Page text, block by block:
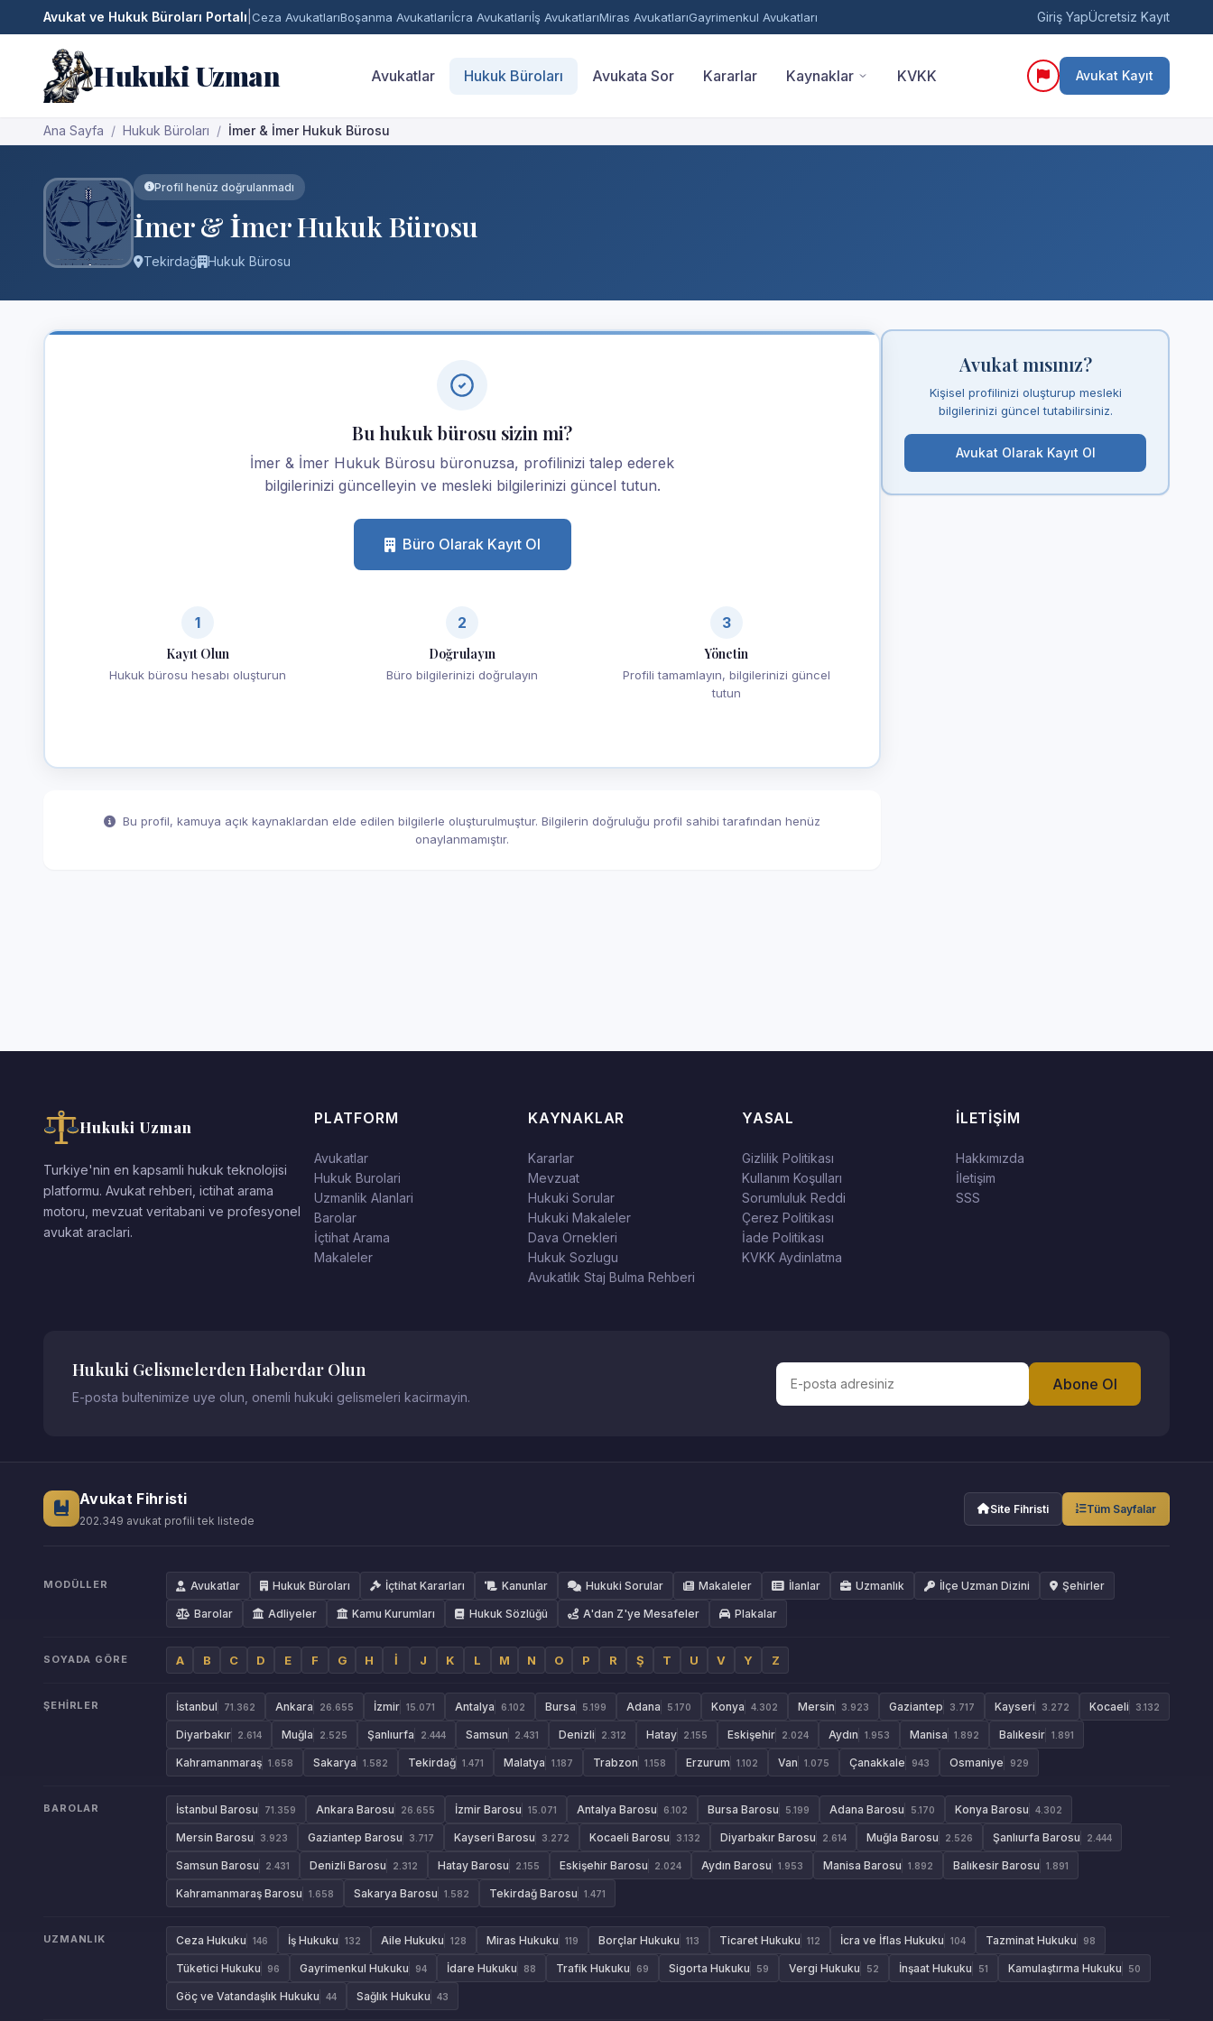
Avukat ve Hukuk Büroları Portalı Ceza AvukatlarıBoşanma Avukatlarıİcra Avukatlarıİş AvukatlarıMiras AvukatlarıGayrimenkul Avukatları Giriş YapÜcretsiz Kayıt
Hukuki Uzman Avukatlar Hukuk Büroları Avukata Sor Kararlar Kaynaklar KVKK Avukat Kayıt
Ana Sayfa Hukuk Büroları İmer & İmer Hukuk Bürosu
Profil henüz doğrulanmadı
İmer & İmer Hukuk Bürosu
Tekirdağ Hukuk Bürosu
Bu hukuk bürosu sizin mi?
İmer & İmer Hukuk Bürosu büronuzsa, profilinizi talep ederek
bilgilerinizi güncelleyin ve mesleki bilgilerinizi güncel tutun.
Büro Olarak Kayıt Ol
1
Kayıt Olun
Hukuk bürosu hesabı oluşturun
2
Doğrulayın
Büro bilgilerinizi doğrulayın
3
Yönetin
Profili tamamlayın, bilgilerinizi güncel
tutun
Bu profil, kamuya açık kaynaklardan elde edilen bilgilerle oluşturulmuştur. Bilgilerin doğruluğu profil sahibi tarafından henüz
onaylanmamıştır.
Avukat mısınız?
Kişisel profilinizi oluşturup mesleki
bilgilerinizi güncel tutabilirsiniz.
Avukat Olarak Kayıt Ol
Hukuki Uzman
Turkiye'nin en kapsamli hukuk teknolojisi
platformu. Avukat rehberi, ictihat arama
motoru, mevzuat veritabani ve profesyonel
avukat araclari.
PLATFORM
Avukatlar
Hukuk Burolari
Uzmanlik Alanlari
Barolar
İçtihat Arama
Makaleler
KAYNAKLAR
Kararlar
Mevzuat
Hukuki Sorular
Hukuki Makaleler
Dava Ornekleri
Hukuk Sozlugu
Avukatlık Staj Bulma Rehberi
YASAL
Gizlilik Politikası
Kullanım Koşulları
Sorumluluk Reddi
Çerez Politikası
İade Politikası
KVKK Aydinlatma
İLETIŞIM
Hakkımızda
İletişim
SSS
Hukuki Gelismelerden Haberdar Olun
E-posta bultenimize uye olun, onemli hukuki gelismeleri kacirmayin.
Abone Ol
Avukat Fihristi
202.349 avukat profili tek listede
Site Fihristi Tüm Sayfalar
MODÜLLER Avukatlar Hukuk Büroları İçtihat Kararları Kanunlar Hukuki Sorular Makaleler İlanlar Uzmanlık İlçe Uzman Dizini Şehirler
Barolar Adliyeler Kamu Kurumları Hukuk Sözlüğü A'dan Z'ye Mesafeler Plakalar
SOYADA GÖRE A B C D E F G H İ J K L M N O P R Ş T U V Y Z
ŞEHIRLER İstanbul 71.362 Ankara 26.655 İzmir 15.071 Antalya 6.102 Bursa 5.199 Adana 5.170 Konya 4.302 Mersin 3.923 Gaziantep 3.717 Kayseri 3.272 Kocaeli 3.132
Diyarbakır 2.614 Muğla 2.525 Şanlıurfa 2.444 Samsun 2.431 Denizli 2.312 Hatay 2.155 Eskişehir 2.024 Aydın 1.953 Manisa 1.892 Balıkesir 1.891
Kahramanmaraş 1.658 Sakarya 1.582 Tekirdağ 1.471 Malatya 1.187 Trabzon 1.158 Erzurum 1.102 Van 1.075 Çanakkale 943 Osmaniye 929
BAROLAR İstanbul Barosu 71.359 Ankara Barosu 26.655 İzmir Barosu 15.071 Antalya Barosu 6.102 Bursa Barosu 5.199 Adana Barosu 5.170 Konya Barosu 4.302
Mersin Barosu 3.923 Gaziantep Barosu 3.717 Kayseri Barosu 3.272 Kocaeli Barosu 3.132 Diyarbakır Barosu 2.614 Muğla Barosu 2.526 Şanlıurfa Barosu 2.444
Samsun Barosu 2.431 Denizli Barosu 2.312 Hatay Barosu 2.155 Eskişehir Barosu 2.024 Aydın Barosu 1.953 Manisa Barosu 1.892 Balıkesir Barosu 1.891
Kahramanmaraş Barosu 1.658 Sakarya Barosu 1.582 Tekirdağ Barosu 1.471
UZMANLIK Ceza Hukuku 146 İş Hukuku 132 Aile Hukuku 128 Miras Hukuku 119 Borçlar Hukuku 113 Ticaret Hukuku 112 İcra ve İflas Hukuku 104 Tazminat Hukuku 98
Tüketici Hukuku 96 Gayrimenkul Hukuku 94 İdare Hukuku 88 Trafik Hukuku 69 Sigorta Hukuku 59 Vergi Hukuku 52 İnşaat Hukuku 51 Kamulaştırma Hukuku 50
Göç ve Vatandaşlık Hukuku 44 Sağlık Hukuku 43